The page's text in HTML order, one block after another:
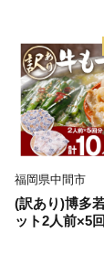
福岡県中間市
(訳あり)博多
ット2人前×5